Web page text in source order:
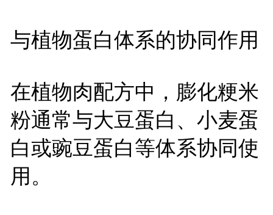
与植物蛋白体系的协同作用
在植物肉配方中，膨化粳米
粉通常与大豆蛋白、小麦蛋
白或豌豆蛋白等体系协同使
用。